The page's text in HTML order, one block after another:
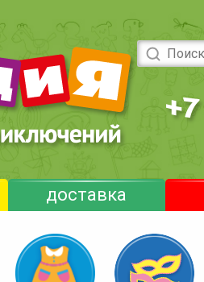
доставка